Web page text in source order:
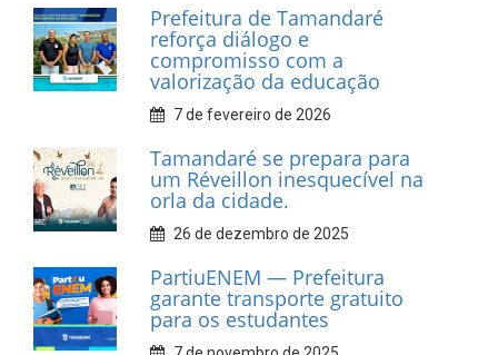
Prefeitura de Tamandaré
realiza entrega de placas à
Associação dos Taxistas Rota
Car Service
10 de fevereiro de 2026
Dia do Frevo: patrimônio
cultural em movimento
9 de fevereiro de 2026
Prefeitura de Tamandaré
fortalece apoio aos
catadores de materiais
recicláveis
9 de fevereiro de 2026